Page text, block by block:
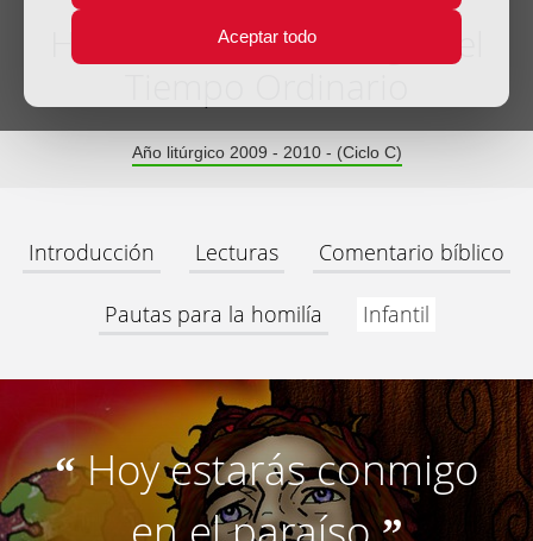
Aceptar todo
Homilía XXXIV Domingo del
Año litúrgico 2009 - 2010 - (Ciclo C)
Introducción Lecturas Comentario bíblico
Pautas para la homilía Infantil
“Hoy estarás conmigo